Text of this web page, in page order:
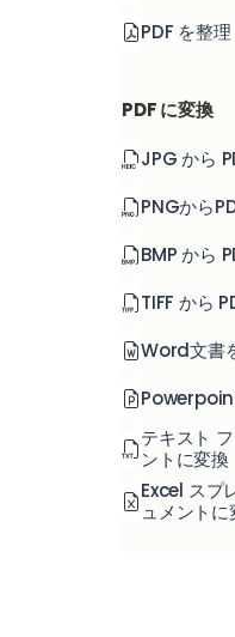
PDF を整理
PDF に変換
JPG から
PNGから
BMP から
TIFF から
Word文書
テキスト
ントに変換
Excel スプ
ュメントに